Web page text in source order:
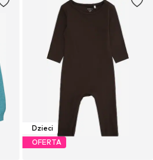
Dzieci
OFERTA